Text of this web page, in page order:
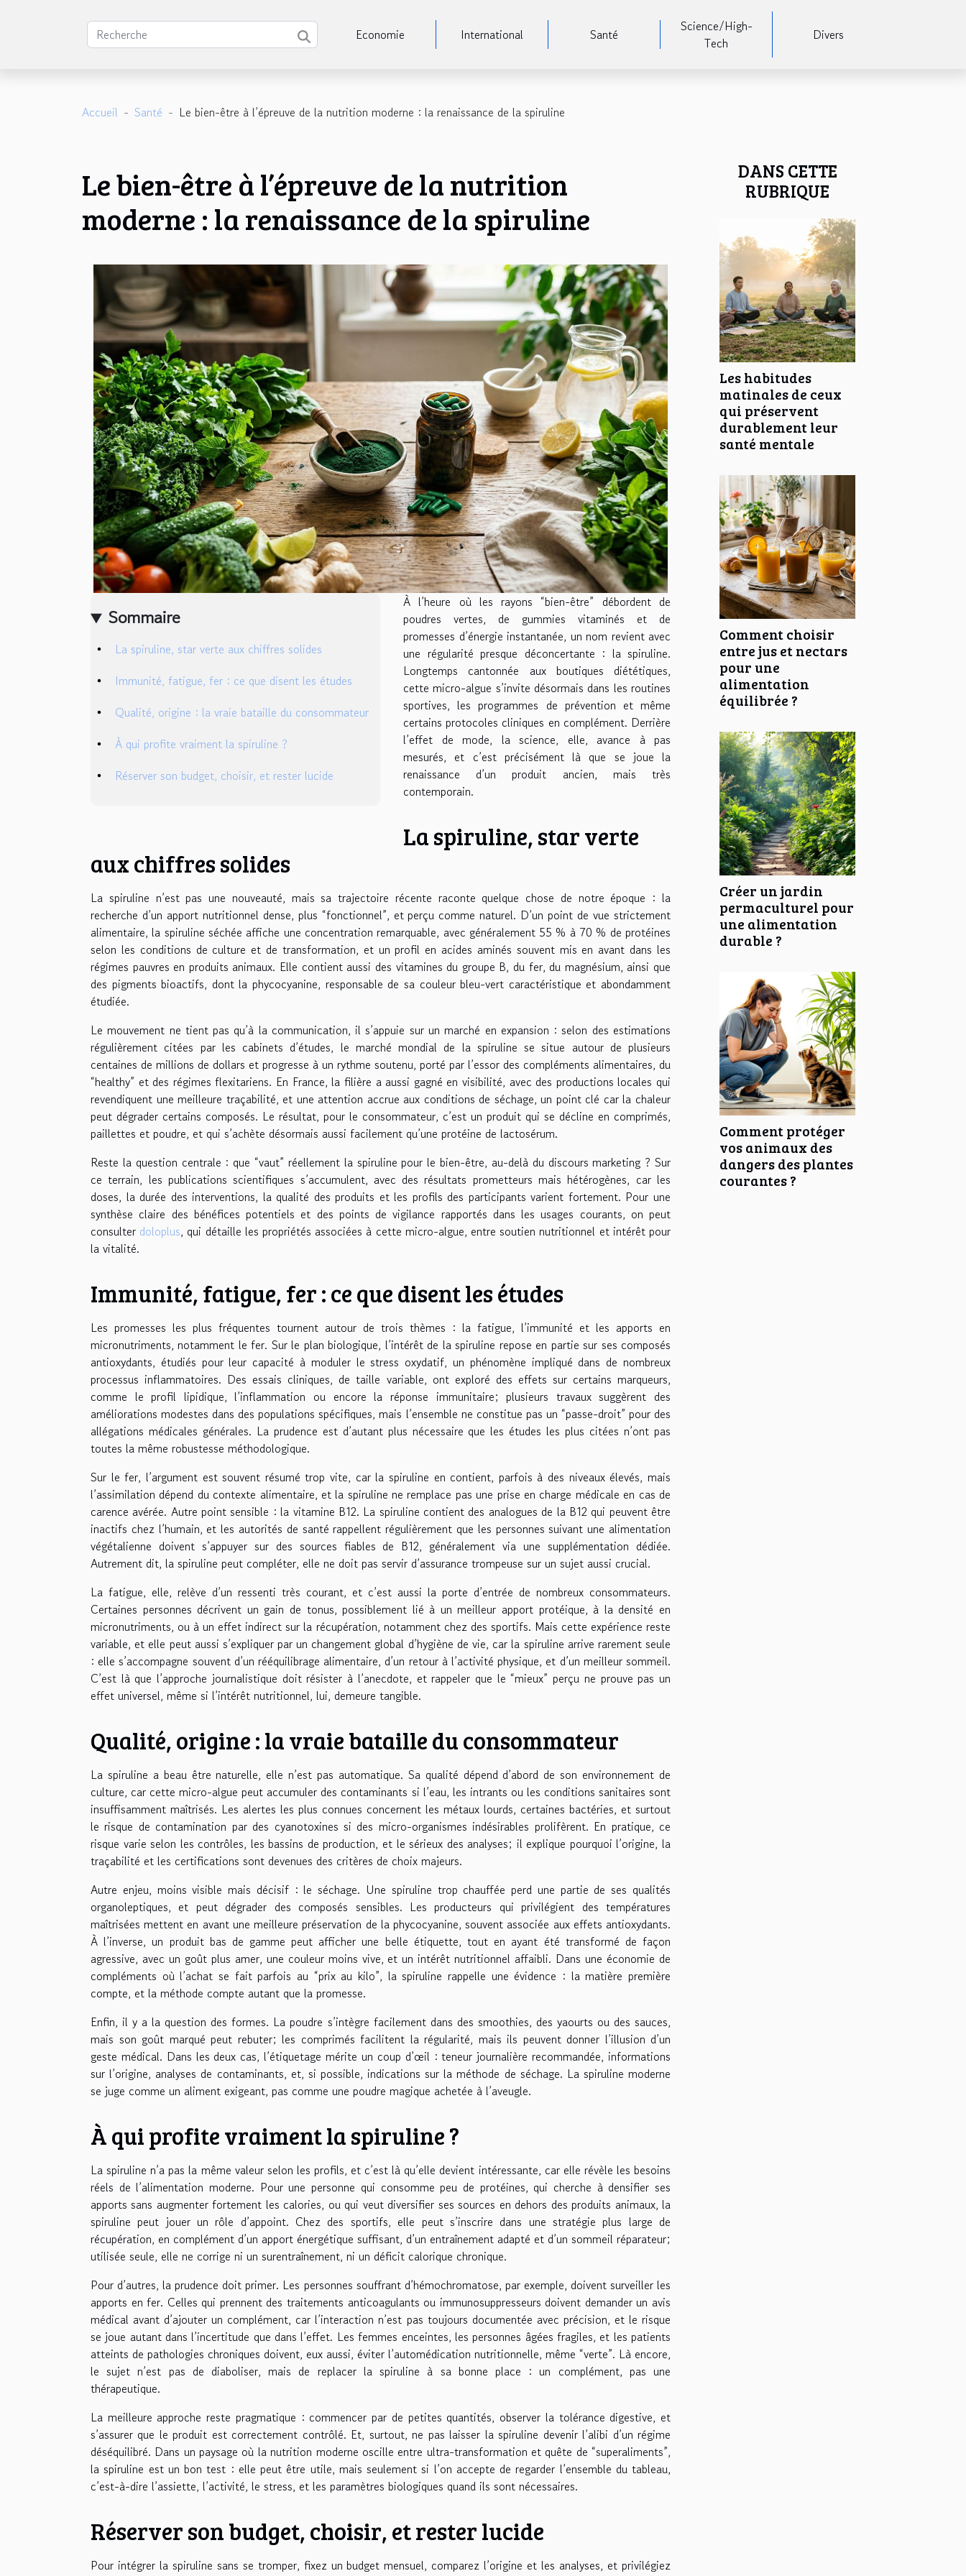
Economie International Santé
Science/High-
Tech
Divers
Accueil Santé Le bien-être à l’épreuve de la nutrition moderne : la renaissance de la spiruline
Le bien-être à l’épreuve de la nutrition
moderne : la renaissance de la spiruline
Sommaire
La spiruline, star verte aux chiffres solides
Immunité, fatigue, fer : ce que disent les études
Qualité, origine : la vraie bataille du consommateur
À qui profite vraiment la spiruline ?
Réserver son budget, choisir, et rester lucide
À l’heure où les rayons “bien-être” débordent de
poudres vertes, de gummies vitaminés et de
promesses d’énergie instantanée, un nom revient avec
une régularité presque déconcertante : la spiruline.
Longtemps cantonnée aux boutiques diététiques,
cette micro-algue s’invite désormais dans les routines
sportives, les programmes de prévention et même
certains protocoles cliniques en complément. Derrière
l’effet de mode, la science, elle, avance à pas
mesurés, et c’est précisément là que se joue la
renaissance d’un produit ancien, mais très
contemporain.
La spiruline, star verte
aux chiffres solides
La spiruline n’est pas une nouveauté, mais sa trajectoire récente raconte quelque chose de notre époque : la
recherche d’un apport nutritionnel dense, plus “fonctionnel”, et perçu comme naturel. D’un point de vue strictement
alimentaire, la spiruline séchée affiche une concentration remarquable, avec généralement 55 % à 70 % de protéines
selon les conditions de culture et de transformation, et un profil en acides aminés souvent mis en avant dans les
régimes pauvres en produits animaux. Elle contient aussi des vitamines du groupe B, du fer, du magnésium, ainsi que
des pigments bioactifs, dont la phycocyanine, responsable de sa couleur bleu-vert caractéristique et abondamment
étudiée.
Le mouvement ne tient pas qu’à la communication, il s’appuie sur un marché en expansion : selon des estimations
régulièrement citées par les cabinets d’études, le marché mondial de la spiruline se situe autour de plusieurs
centaines de millions de dollars et progresse à un rythme soutenu, porté par l’essor des compléments alimentaires, du
“healthy” et des régimes flexitariens. En France, la filière a aussi gagné en visibilité, avec des productions locales qui
revendiquent une meilleure traçabilité, et une attention accrue aux conditions de séchage, un point clé car la chaleur
peut dégrader certains composés. Le résultat, pour le consommateur, c’est un produit qui se décline en comprimés,
paillettes et poudre, et qui s’achète désormais aussi facilement qu’une protéine de lactosérum.
Reste la question centrale : que “vaut” réellement la spiruline pour le bien-être, au-delà du discours marketing ? Sur
ce terrain, les publications scientifiques s’accumulent, avec des résultats prometteurs mais hétérogènes, car les
doses, la durée des interventions, la qualité des produits et les profils des participants varient fortement. Pour une
synthèse claire des bénéfices potentiels et des points de vigilance rapportés dans les usages courants, on peut
consulter doloplus, qui détaille les propriétés associées à cette micro-algue, entre soutien nutritionnel et intérêt pour
la vitalité.
Immunité, fatigue, fer : ce que disent les études
Les promesses les plus fréquentes tournent autour de trois thèmes : la fatigue, l’immunité et les apports en
micronutriments, notamment le fer. Sur le plan biologique, l’intérêt de la spiruline repose en partie sur ses composés
antioxydants, étudiés pour leur capacité à moduler le stress oxydatif, un phénomène impliqué dans de nombreux
processus inflammatoires. Des essais cliniques, de taille variable, ont exploré des effets sur certains marqueurs,
comme le profil lipidique, l’inflammation ou encore la réponse immunitaire; plusieurs travaux suggèrent des
améliorations modestes dans des populations spécifiques, mais l’ensemble ne constitue pas un “passe-droit” pour des
allégations médicales générales. La prudence est d’autant plus nécessaire que les études les plus citées n’ont pas
toutes la même robustesse méthodologique.
Sur le fer, l’argument est souvent résumé trop vite, car la spiruline en contient, parfois à des niveaux élevés, mais
l’assimilation dépend du contexte alimentaire, et la spiruline ne remplace pas une prise en charge médicale en cas de
carence avérée. Autre point sensible : la vitamine B12. La spiruline contient des analogues de la B12 qui peuvent être
inactifs chez l’humain, et les autorités de santé rappellent régulièrement que les personnes suivant une alimentation
végétalienne doivent s’appuyer sur des sources fiables de B12, généralement via une supplémentation dédiée.
Autrement dit, la spiruline peut compléter, elle ne doit pas servir d’assurance trompeuse sur un sujet aussi crucial.
La fatigue, elle, relève d’un ressenti très courant, et c’est aussi la porte d’entrée de nombreux consommateurs.
Certaines personnes décrivent un gain de tonus, possiblement lié à un meilleur apport protéique, à la densité en
micronutriments, ou à un effet indirect sur la récupération, notamment chez des sportifs. Mais cette expérience reste
variable, et elle peut aussi s’expliquer par un changement global d’hygiène de vie, car la spiruline arrive rarement seule
: elle s’accompagne souvent d’un rééquilibrage alimentaire, d’un retour à l’activité physique, et d’un meilleur sommeil.
C’est là que l’approche journalistique doit résister à l’anecdote, et rappeler que le “mieux” perçu ne prouve pas un
effet universel, même si l’intérêt nutritionnel, lui, demeure tangible.
Qualité, origine : la vraie bataille du consommateur
La spiruline a beau être naturelle, elle n’est pas automatique. Sa qualité dépend d’abord de son environnement de
culture, car cette micro-algue peut accumuler des contaminants si l’eau, les intrants ou les conditions sanitaires sont
insuffisamment maîtrisés. Les alertes les plus connues concernent les métaux lourds, certaines bactéries, et surtout
le risque de contamination par des cyanotoxines si des micro-organismes indésirables prolifèrent. En pratique, ce
risque varie selon les contrôles, les bassins de production, et le sérieux des analyses; il explique pourquoi l’origine, la
traçabilité et les certifications sont devenues des critères de choix majeurs.
Autre enjeu, moins visible mais décisif : le séchage. Une spiruline trop chauffée perd une partie de ses qualités
organoleptiques, et peut dégrader des composés sensibles. Les producteurs qui privilégient des températures
maîtrisées mettent en avant une meilleure préservation de la phycocyanine, souvent associée aux effets antioxydants.
À l’inverse, un produit bas de gamme peut afficher une belle étiquette, tout en ayant été transformé de façon
agressive, avec un goût plus amer, une couleur moins vive, et un intérêt nutritionnel affaibli. Dans une économie de
compléments où l’achat se fait parfois au “prix au kilo”, la spiruline rappelle une évidence : la matière première
compte, et la méthode compte autant que la promesse.
Enfin, il y a la question des formes. La poudre s’intègre facilement dans des smoothies, des yaourts ou des sauces,
mais son goût marqué peut rebuter; les comprimés facilitent la régularité, mais ils peuvent donner l’illusion d’un
geste médical. Dans les deux cas, l’étiquetage mérite un coup d’œil : teneur journalière recommandée, informations
sur l’origine, analyses de contaminants, et, si possible, indications sur la méthode de séchage. La spiruline moderne
se juge comme un aliment exigeant, pas comme une poudre magique achetée à l’aveugle.
À qui profite vraiment la spiruline ?
La spiruline n’a pas la même valeur selon les profils, et c’est là qu’elle devient intéressante, car elle révèle les besoins
réels de l’alimentation moderne. Pour une personne qui consomme peu de protéines, qui cherche à densifier ses
apports sans augmenter fortement les calories, ou qui veut diversifier ses sources en dehors des produits animaux, la
spiruline peut jouer un rôle d’appoint. Chez des sportifs, elle peut s’inscrire dans une stratégie plus large de
récupération, en complément d’un apport énergétique suffisant, d’un entraînement adapté et d’un sommeil réparateur;
utilisée seule, elle ne corrige ni un surentraînement, ni un déficit calorique chronique.
Pour d’autres, la prudence doit primer. Les personnes souffrant d’hémochromatose, par exemple, doivent surveiller les
apports en fer. Celles qui prennent des traitements anticoagulants ou immunosuppresseurs doivent demander un avis
médical avant d’ajouter un complément, car l’interaction n’est pas toujours documentée avec précision, et le risque
se joue autant dans l’incertitude que dans l’effet. Les femmes enceintes, les personnes âgées fragiles, et les patients
atteints de pathologies chroniques doivent, eux aussi, éviter l’automédication nutritionnelle, même “verte”. Là encore,
le sujet n’est pas de diaboliser, mais de replacer la spiruline à sa bonne place : un complément, pas une
thérapeutique.
La meilleure approche reste pragmatique : commencer par de petites quantités, observer la tolérance digestive, et
s’assurer que le produit est correctement contrôlé. Et, surtout, ne pas laisser la spiruline devenir l’alibi d’un régime
déséquilibré. Dans un paysage où la nutrition moderne oscille entre ultra-transformation et quête de “superaliments”,
la spiruline est un bon test : elle peut être utile, mais seulement si l’on accepte de regarder l’ensemble du tableau,
c’est-à-dire l’assiette, l’activité, le stress, et les paramètres biologiques quand ils sont nécessaires.
Réserver son budget, choisir, et rester lucide
Pour intégrer la spiruline sans se tromper, fixez un budget mensuel, comparez l’origine et les analyses, et privilégiez
DANS CETTE
RUBRIQUE
Les habitudes
matinales de ceux
qui préservent
durablement leur
santé mentale
Comment choisir
entre jus et nectars
pour une
alimentation
équilibrée ?
Créer un jardin
permaculturel pour
une alimentation
durable ?
Comment protéger
vos animaux des
dangers des plantes
courantes ?